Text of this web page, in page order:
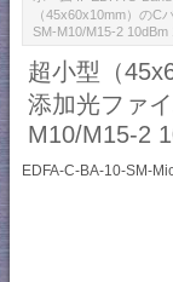
（45x60x10mm）のC
SM-M10/M15-2 10dBm
超小型（
添加光ファ
M10/M15-2
EDFA-C-BA-10-SM-